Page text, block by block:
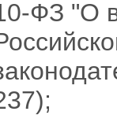
ФЗ "О